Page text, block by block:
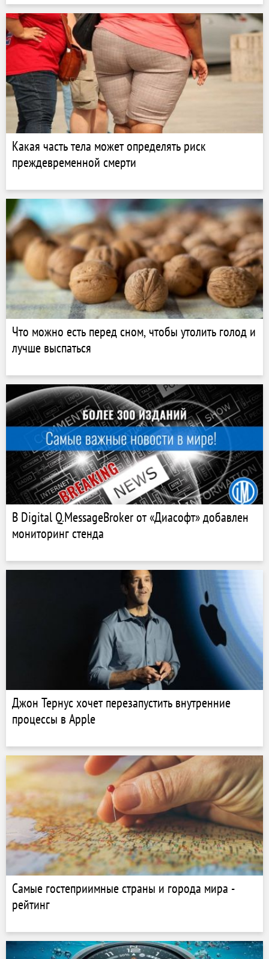
Какая часть тела может определять риск
преждевременной смерти
Что можно есть перед сном, чтобы утолить голод и
лучше выспаться
В Digital Q.MessageBroker от «Диасофт» добавлен
мониторинг стенда
Джон Тернус хочет перезапустить внутренние
процессы в Apple
Самые гостеприимные страны и города мира -
рейтинг